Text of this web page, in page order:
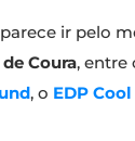
ir pelo
Coura, entre
, o EDP Cool